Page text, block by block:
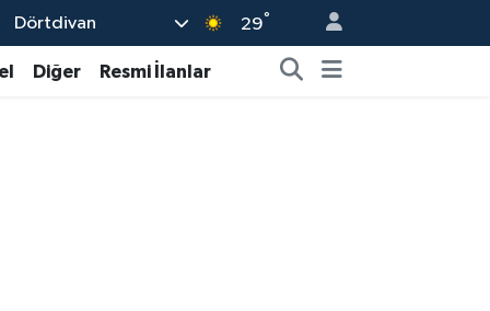
Dörtdivan 29°
Diğer Resmi İlanlar